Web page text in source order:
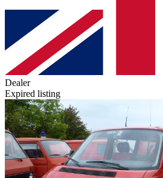
Dealer
Expired listing